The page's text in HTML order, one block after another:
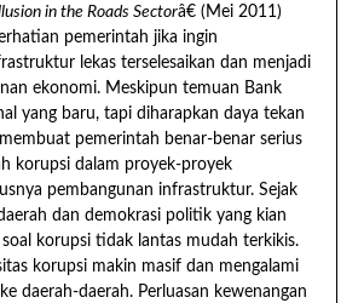
in the Roads Sectorâ€ (Mei 2011)
pemerintah jika ingin
lekas terselesaikan dan menjadi
ekonomi. Meskipun temuan Bank
yang baru, tapi diharapkan daya tekan
pemerintah benar-benar serius
korupsi dalam proyek-proyek
pembangunan infrastruktur. Sejak
dan demokrasi politik yang kian
korupsi tidak lantas mudah terkikis.
korupsi makin masif dan mengalami
daerah-daerah. Perluasan kewenangan